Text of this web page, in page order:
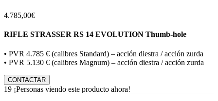
4.785,00€
RIFLE STRASSER RS 14 EVOLUTION Thumb-hole
• PVR 4.785 € (calibres Standard) – acción diestra / acción zurda
• PVR 5.130 € (calibres Magnum) – acción diestra / acción zurda
CONTACTAR
19 ¡Personas viendo este producto ahora!